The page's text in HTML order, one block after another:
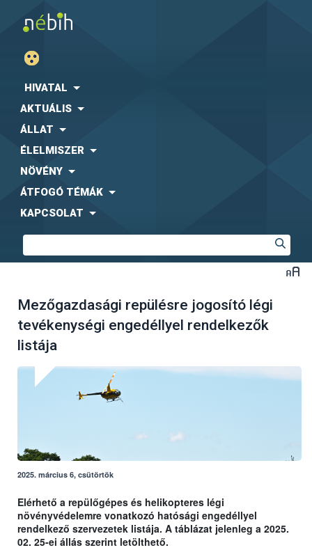
HIVATAL
AKTUÁLIS
ÁLLAT
ÉLELMISZER
NÖVÉNY
ÁTFOGÓ TÉMÁK
KAPCSOLAT
Mezőgazdasági repülésre jogosító légi
tevékenységi engedéllyel rendelkezők
listája
2025. március 6, csütörtök
Elérhető a repülőgépes és helikopteres légi
növényvédelemre vonatkozó hatósági engedéllyel
rendelkező szervezetek listája. A táblázat jelenleg a 2025.
02. 25-ei állás szerint letölthető.